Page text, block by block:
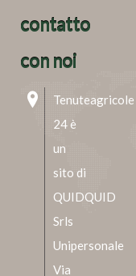
contatto
con noi
Tenuteagricole
24 è
un
sito di
QUIDQUID
Srls
Unipersonale
Via